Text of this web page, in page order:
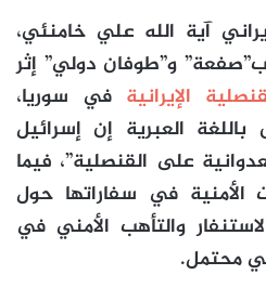
آية الله علي خامنئي،
و”طوفان دولي” إثر
الإيرانية في سوريا،
العبرية إن إسرائيل
على القنصلية”، فيما
الأمنية في سفاراتها حول
والتأهب الأمني في
محتمل.